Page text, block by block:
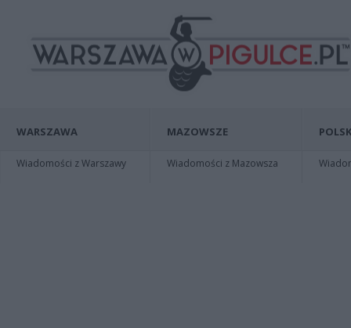
WARSZAWA
Wiadomości z Warszawy
MAZOWSZE
Wiadomości z Mazowsza